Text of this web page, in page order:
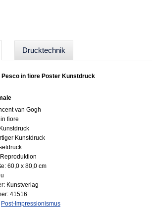
Drucktechnik
Pesco in fiore Poster Kunstdruck
van Gogh
fiore
Kunstdruck
60,0 x 80,0 cm
Kunstverlag
41516
Post-Impressionismus